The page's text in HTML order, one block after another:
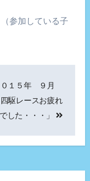
参加している子
０１５年 ９月
四駆レースお疲れ
した・・・」